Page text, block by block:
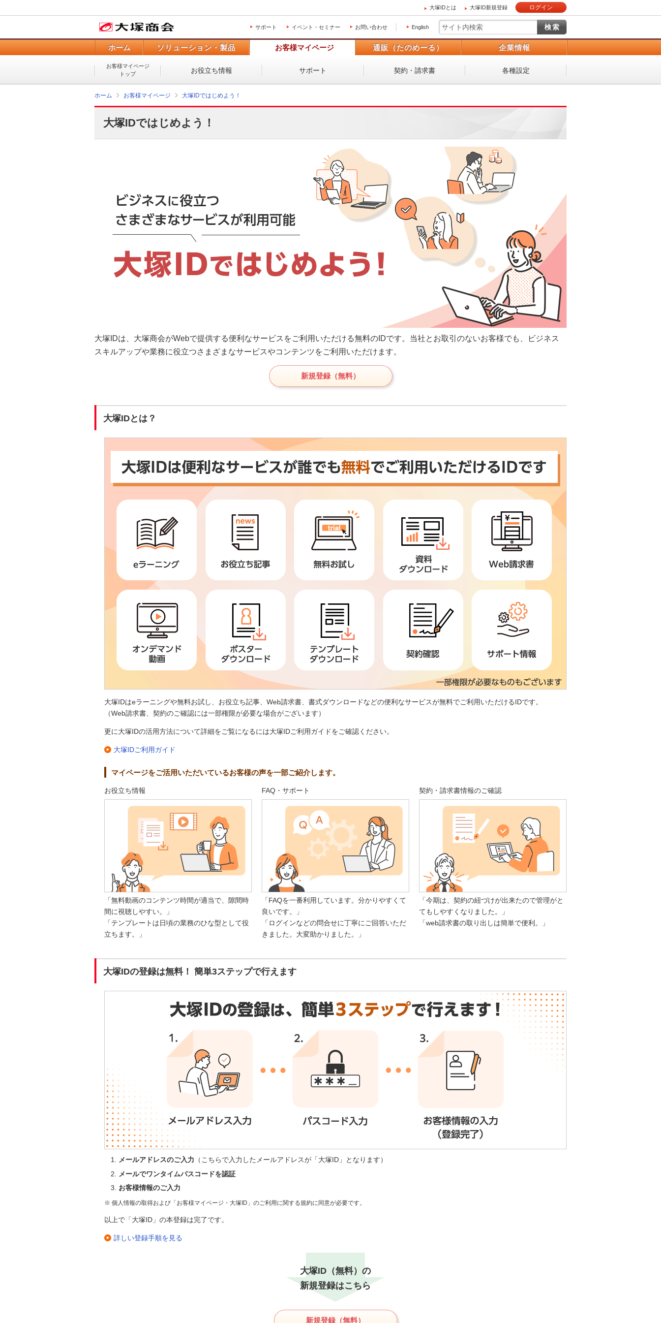
大塚IDとは 大塚ID新規登録 ログイン
サポート イベント・セミナー お問い合わせ English
ホーム ソリューション・製品 お客様マイページ 通販（たのめーる） 企業情報
お客様マイページ
トップ
お役立ち情報 サポート 契約・請求書 各種設定
ホーム お客様マイページ 大塚IDではじめよう！
大塚IDではじめよう！
大塚IDは、大塚商会がWebで提供する便利なサービスをご利用いただける無料のIDです。当社とお取引のないお客様でも、ビジネス
スキルアップや業務に役立つさまざまなサービスやコンテンツをご利用いただけます。
新規登録（無料）
大塚IDとは？
大塚IDはeラーニングや無料お試し、お役立ち記事、Web請求書、書式ダウンロードなどの便利なサービスが無料でご利用いただけるIDです。
（Web請求書、契約のご確認には一部権限が必要な場合がございます）
更に大塚IDの活用方法について詳細をご覧になるには大塚IDご利用ガイドをご確認ください。
大塚IDご利用ガイド
マイページをご活用いただいているお客様の声を一部ご紹介します。
お役立ち情報
「無料動画のコンテンツ時間が適当で、隙間時
間に視聴しやすい。」
「テンプレートは日頃の業務のひな型として役
立ちます。」
FAQ・サポート
「FAQを一番利用しています。分かりやすくて
良いです。」
「ログインなどの問合せに丁寧にご回答いただ
きました。大変助かりました。」
契約・請求書情報のご確認
「今期は、契約の紐づけが出来たので管理がと
てもしやすくなりました。」
「web請求書の取り出しは簡単で便利。」
大塚IDの登録は無料！ 簡単3ステップで行えます
メールアドレスのご入力 （こちらで入力したメールアドレスが「大塚ID」となります）
メールでワンタイムパスコードを認証
お客様情報のご入力
※ 個人情報の取得および「お客様マイページ・大塚ID」のご利用に関する規約に同意が必要です。
以上で「大塚ID」の本登録は完了です。
詳しい登録手順を見る
大塚ID（無料）の
新規登録はこちら
新規登録（無料）